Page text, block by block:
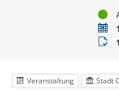
Veranstaltung
Stadt